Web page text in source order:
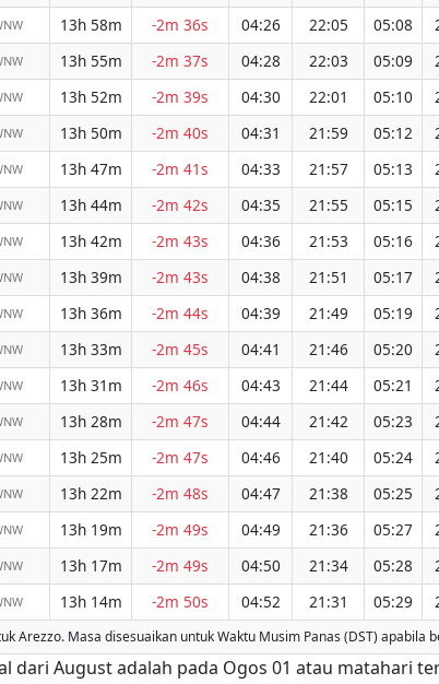
13h 58m -2m 36s 04:26 22:05 05:08
13h 55m -2m 37s 04:28 22:03 05:09
13h 52m -2m 39s 04:30 22:01 05:10
13h 50m -2m 40s 04:31 21:59 05:12
13h 47m -2m 41s 04:33 21:57 05:13
13h 44m -2m 42s 04:35 21:55 05:15
13h 42m -2m 43s 04:36 21:53 05:16
13h 39m -2m 43s 04:38 21:51 05:17
13h 36m -2m 44s 04:39 21:49 05:19
13h 33m -2m 45s 04:41 21:46 05:20
13h 31m -2m 46s 04:43 21:44 05:21
13h 28m -2m 47s 04:44 21:42 05:23
13h 25m -2m 47s 04:46 21:40 05:24
13h 22m -2m 48s 04:47 21:38 05:25
13h 19m -2m 49s 04:49 21:36 05:27
13h 17m -2m 49s 04:50 21:34 05:28
13h 14m -2m 50s 04:52 21:31 05:29
Arezzo. Masa disesuaikan untuk Waktu Musim Panas (DST) apabila
dari August adalah pada Ogos 01 atau matahari